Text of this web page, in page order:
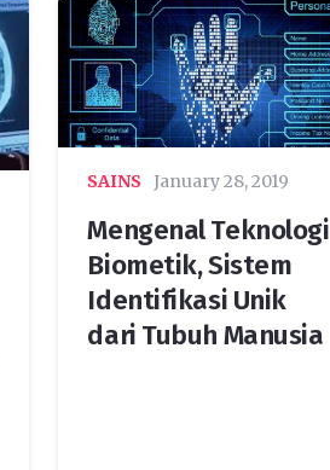
SAINS January 28, 2019
Mengenal Teknologi
Biometik, Sistem
Identifikasi Unik
dari Tubuh Manusia